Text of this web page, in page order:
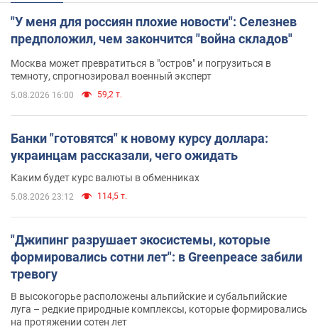
"У меня для россиян плохие новости": Селезнев
предположил, чем закончится "война складов"
Москва может превратиться в "остров" и погрузиться в
темноту, спрогнозировал военный эксперт
5.08.2026 16:00 59,2 т.
Банки "готовятся" к новому курсу доллара:
украинцам рассказали, чего ожидать
Каким будет курс валюты в обменниках
5.08.2026 23:12 114,5 т.
"Джипинг разрушает экосистемы, которые
формировались сотни лет": в Greenpeace забили
тревогу
В высокогорье расположены альпийские и субальпийские
луга – редкие природные комплексы, которые формировались
на протяжении сотен лет